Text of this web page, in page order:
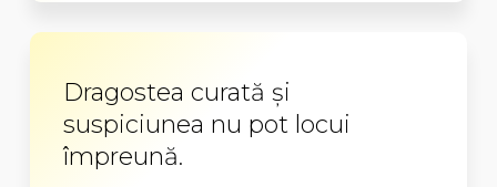
Dragostea curată și
suspiciunea nu pot locui
împreună.